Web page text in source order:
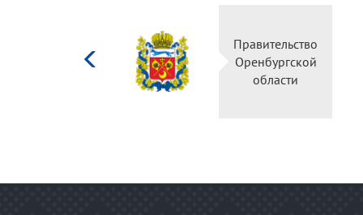
Правительство
Оренбургской
области